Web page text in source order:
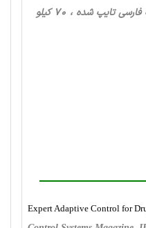
، بیومتریال، بیومکانیک، 23 صفحه فارسی تایپ شده ، 70 کیلو
Expert Adaptive Control for